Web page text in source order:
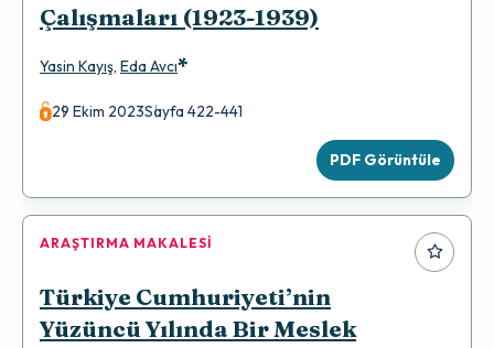
Çalışmaları (1923-1939)
Yasin Kayış, Eda Avcı*
29 Ekim 2023Sayfa 422-441
PDF Görüntüle
ARAŞTIRMA MAKALESI
Türkiye Cumhuriyeti’nin
Yüzüncü Yılında Bir Meslek